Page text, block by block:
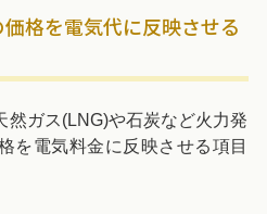
格を電気代に反映させる
然ガス(LNG)や石炭など火力発
を電気料金に反映させる項目